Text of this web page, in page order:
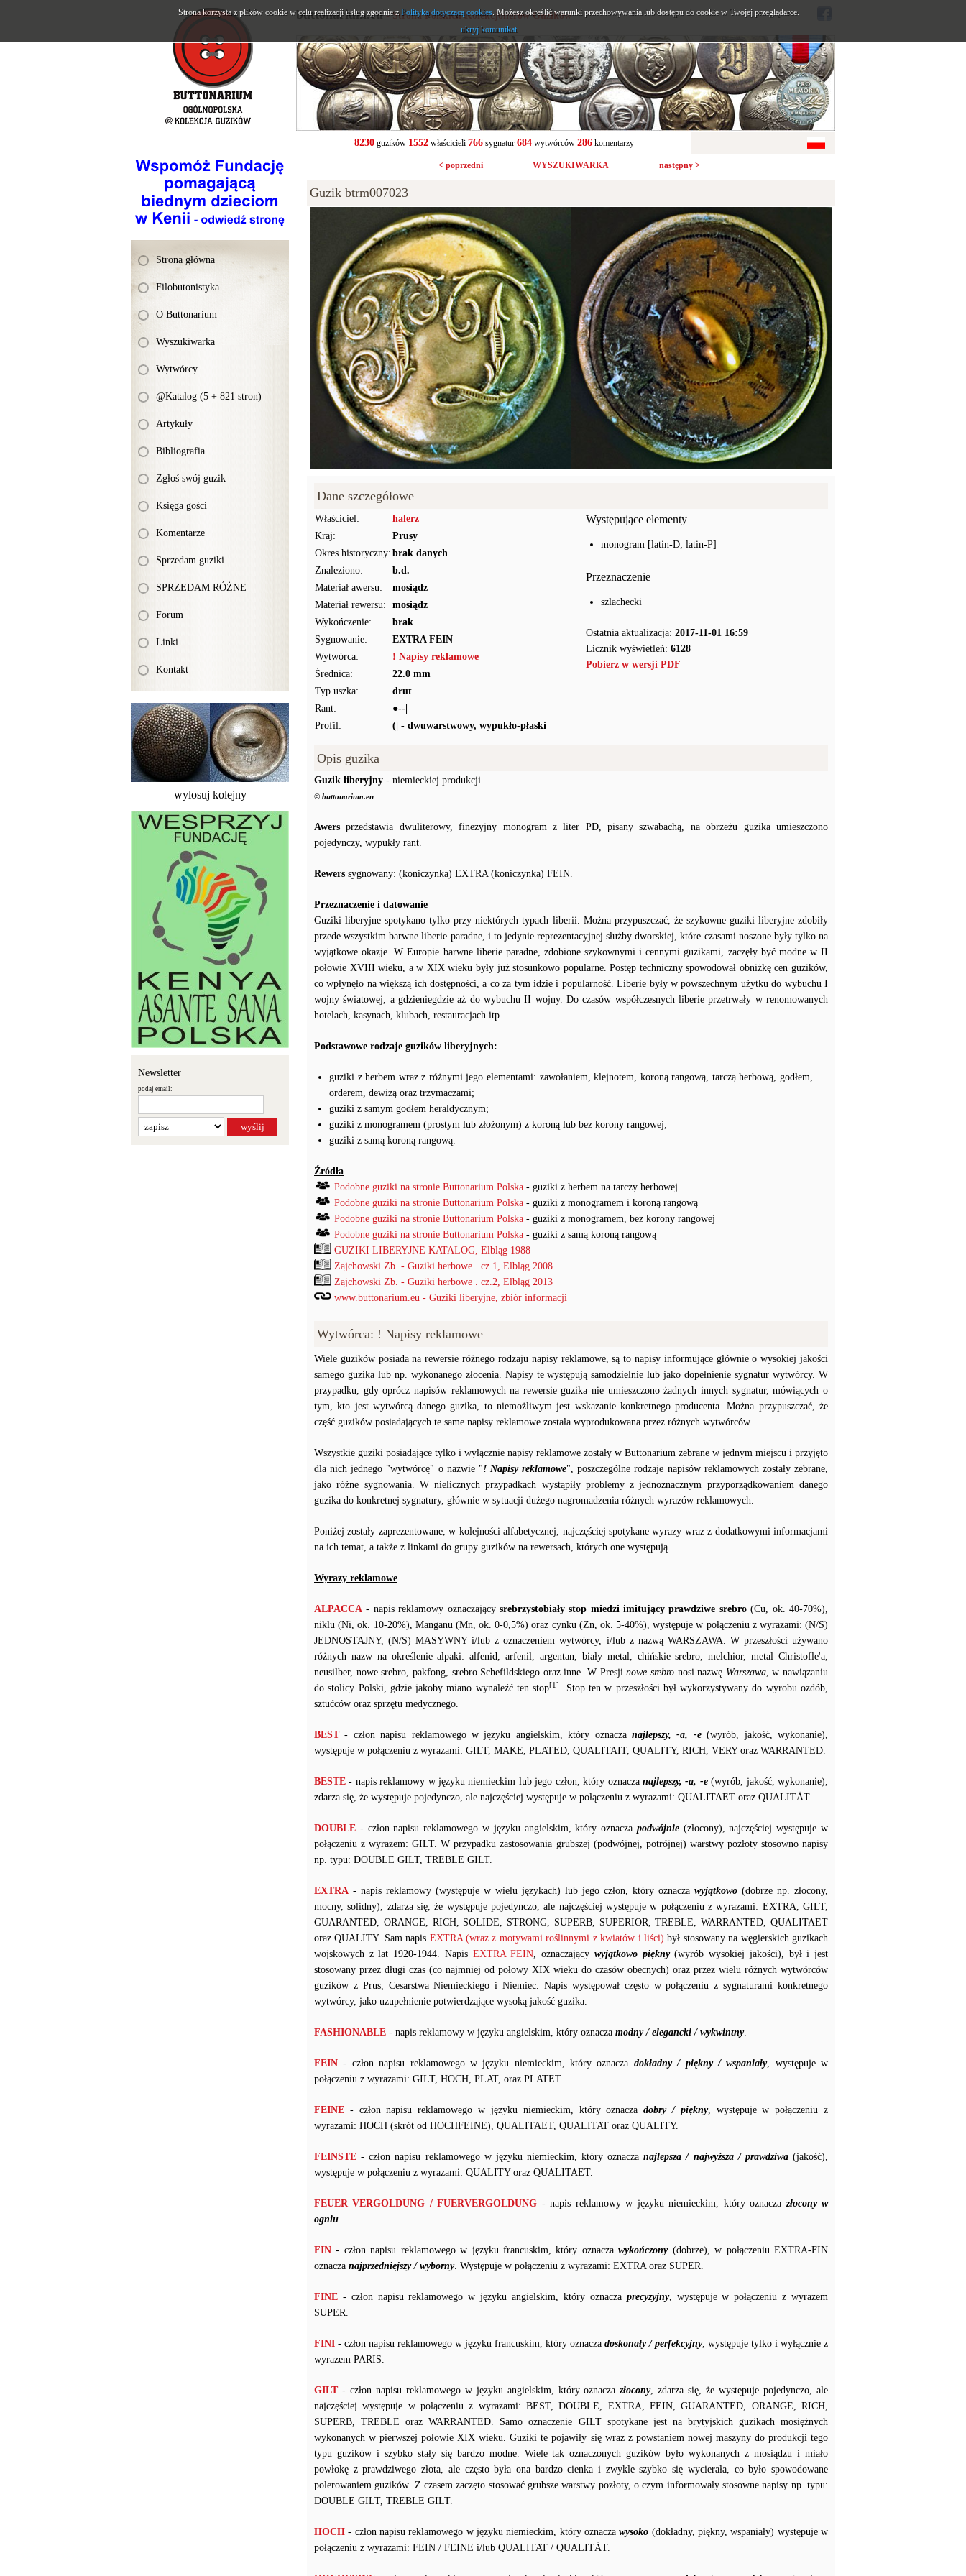
Strona główna
Filobutonistyka
O Buttonarium
Wyszukiwarka
Wytwórcy
@Katalog (5 + 821 stron)
Artykuły
Bibliografia
Zgłoś swój guzik
Księga gości
Komentarze
Sprzedam guziki
SPRZEDAM RÓŻNE
Forum
Linki
Kontakt
wylosuj kolejny
Newsletter
podaj email:
buttonarium.eu- Strona Polskich Kolekcjonerów Guzików
8230guzików 1552właścicieli 766sygnatur 684wytwórców 286komentarzy
< poprzedni WYSZUKIWARKA następny >
Guzik btrm007023
Dane szczegółowe
Właściciel:
halerz
Kraj:
Prusy
Okres historyczny: brak danych
Znaleziono:
b.d.
Materiał awersu:
mosiądz
Materiał rewersu:
mosiądz
Wykończenie:
brak
Sygnowanie:
EXTRA FEIN
Wytwórca:
! Napisy reklamowe
Średnica:
22.0 mm
Typ uszka:
drut
Rant:
●--|
Profil:
(| - dwuwarstwowy, wypukło-płaski
Występujące elementy
monogram [latin-D; latin-P]
Przeznaczenie
szlachecki
Ostatnia aktualizacja: 2017-11-01 16:59
Licznik wyświetleń: 6128
Pobierz w wersji PDF
Opis guzika
Guzik liberyjny - niemieckiej produkcji
© buttonarium.eu
Awers przedstawia dwuliterowy, finezyjny monogram z liter PD, pisany szwabachą, na obrzeżu guzika umieszczono
pojedynczy, wypukły rant.
Rewers sygnowany: (koniczynka) EXTRA (koniczynka) FEIN.
Przeznaczenie i datowanie
Guziki liberyjne spotykano tylko przy niektórych typach liberii. Można przypuszczać, że szykowne guziki liberyjne zdobiły
przede wszystkim barwne liberie paradne, i to jedynie reprezentacyjnej służby dworskiej, które czasami noszone były tylko na
wyjątkowe okazje. W Europie barwne liberie paradne, zdobione szykownymi i cennymi guzikami, zaczęły być modne w II
połowie XVIII wieku, a w XIX wieku były już stosunkowo popularne. Postęp techniczny spowodował obniżkę cen guzików,
co wpłynęło na większą ich dostępności, a co za tym idzie i popularność. Liberie były w powszechnym użytku do wybuchu I
wojny światowej, a gdzieniegdzie aż do wybuchu II wojny. Do czasów współczesnych liberie przetrwały w renomowanych
hotelach, kasynach, klubach, restauracjach itp.
Podstawowe rodzaje guzików liberyjnych:
guziki z herbem wraz z różnymi jego elementami: zawołaniem, klejnotem, koroną rangową, tarczą herbową, godłem,
orderem, dewizą oraz trzymaczami;
guziki z samym godłem heraldycznym;
guziki z monogramem (prostym lub złożonym) z koroną lub bez korony rangowej;
guziki z samą koroną rangową.
Źródła
Podobne guziki na stronie Buttonarium Polska - guziki z herbem na tarczy herbowej
Podobne guziki na stronie Buttonarium Polska - guziki z monogramem i koroną rangową
Podobne guziki na stronie Buttonarium Polska - guziki z monogramem, bez korony rangowej
Podobne guziki na stronie Buttonarium Polska - guziki z samą koroną rangową
GUZIKI LIBERYJNE KATALOG, Elbląg 1988
Zajchowski Zb. - Guziki herbowe . cz.1, Elbląg 2008
Zajchowski Zb. - Guziki herbowe . cz.2, Elbląg 2013
www.buttonarium.eu - Guziki liberyjne, zbiór informacji
Wytwórca: ! Napisy reklamowe
Wiele guzików posiada na rewersie różnego rodzaju napisy reklamowe, są to napisy informujące głównie o wysokiej jakości
samego guzika lub np. wykonanego złocenia. Napisy te występują samodzielnie lub jako dopełnienie sygnatur wytwórcy. W
przypadku, gdy oprócz napisów reklamowych na rewersie guzika nie umieszczono żadnych innych sygnatur, mówiących o
tym, kto jest wytwórcą danego guzika, to niemożliwym jest wskazanie konkretnego producenta. Można przypuszczać, że
część guzików posiadających te same napisy reklamowe została wyprodukowana przez różnych wytwórców.
Wszystkie guziki posiadające tylko i wyłącznie napisy reklamowe zostały w Buttonarium zebrane w jednym miejscu i przyjęto
dla nich jednego "wytwórcę" o nazwie "! Napisy reklamowe", poszczególne rodzaje napisów reklamowych zostały zebrane,
jako różne sygnowania. W nielicznych przypadkach wystąpiły problemy z jednoznacznym przyporządkowaniem danego
guzika do konkretnej sygnatury, głównie w sytuacji dużego nagromadzenia różnych wyrazów reklamowych.
Poniżej zostały zaprezentowane, w kolejności alfabetycznej, najczęściej spotykane wyrazy wraz z dodatkowymi informacjami
na ich temat, a także z linkami do grupy guzików na rewersach, których one występują.
Wyrazy reklamowe
ALPACCA - napis reklamowy oznaczający srebrzystobiały stop miedzi imitujący prawdziwe srebro(Cu, ok. 40-70%),
niklu (Ni, ok. 10-20%), Manganu (Mn, ok. 0-0,5%) oraz cynku (Zn, ok. 5-40%), występuje w połączeniu z wyrazami: (N/S)
JEDNOSTAJNY, (N/S) MASYWNY i/lub z oznaczeniem wytwórcy, i/lub z nazwą WARSZAWA. W przeszłości używano
różnych nazw na określenie alpaki: alfenid, arfenil, argentan, biały metal, chińskie srebro, melchior, metal Christofle'a,
neusilber, nowe srebro, pakfong, srebro Schefildskiego oraz inne. W Presjinowe srebronosi nazwę Warszawa, w nawiązaniu
do stolicy Polski, gdzie jakoby miano wynaleźć ten stop[1] . Stop ten w przeszłości był wykorzystywany do wyrobu ozdób,
sztućców oraz sprzętu medycznego.
BEST- człon napisu reklamowego w języku angielskim, który oznacza najlepszy, -a, -e(wyrób, jakość, wykonanie),
występuje w połączeniu z wyrazami: GILT, MAKE, PLATED, QUALITAIT, QUALITY, RICH, VERY oraz WARRANTED.
BESTE - napis reklamowy w języku niemieckim lub jego człon, który oznacza najlepszy, -a, -e(wyrób, jakość, wykonanie),
zdarza się, że występuje pojedynczo, ale najczęściej występuje w połączeniu z wyrazami: QUALITAET oraz QUALITÄT.
DOUBLE - człon napisu reklamowego w języku angielskim, który oznacza podwójnie(złocony), najczęściej występuje w
połączeniu z wyrazem: GILT. W przypadku zastosowania grubszej (podwójnej, potrójnej) warstwy pozłoty stosowno napisy
np. typu: DOUBLE GILT, TREBLE GILT.
EXTRA - napis reklamowy (występuje w wielu językach) lub jego człon, który oznacza wyjątkowo (dobrze np. złocony,
mocny, solidny), zdarza się, że występuje pojedynczo, ale najczęściej występuje w połączeniu z wyrazami: EXTRA, GILT,
GUARANTED, ORANGE, RICH, SOLIDE, STRONG, SUPERB, SUPERIOR, TREBLE, WARRANTED, QUALITAET
oraz QUALITY. Sam napis EXTRA (wraz z motywami roślinnymi z kwiatów i liści) był stosowany na węgierskich guzikach
wojskowych z lat 1920-1944. Napis EXTRA FEIN, oznaczający wyjątkowo piękny(wyrób wysokiej jakości), był i jest
stosowany przez długi czas (co najmniej od połowy XIX wieku do czasów obecnych) oraz przez wielu różnych wytwórców
guzików z Prus, Cesarstwa Niemieckiego i Niemiec. Napis występował często w połączeniu z sygnaturami konkretnego
wytwórcy, jako uzupełnienie potwierdzające wysoką jakość guzika.
FASHIONABLE - napis reklamowy w języku angielskim, który oznacza modny / elegancki / wykwintny.
FEIN - człon napisu reklamowego w języku niemieckim, który oznacza dokładny / piękny / wspaniały, występuje w
połączeniu z wyrazami: GILT, HOCH, PLAT, oraz PLATET.
FEINE - człon napisu reklamowego w języku niemieckim, który oznaczadobry / piękny, występuje w połączeniu z
wyrazami: HOCH (skrót od HOCHFEINE), QUALITAET, QUALITAT oraz QUALITY.
FEINSTE - człon napisu reklamowego w języku niemieckim, który oznaczanajlepsza / najwyższa / prawdziwa(jakość),
występuje w połączeniu z wyrazami: QUALITY oraz QUALITAET.
FEUER VERGOLDUNG / FUERVERGOLDUNG - napis reklamowy w języku niemieckim, który oznaczazłocony w
ogniu.
FIN - człon napisu reklamowego w języku francuskim, który oznaczawykończony(dobrze), w połączeniu EXTRA-FIN
oznacza najprzedniejszy / wyborny. Występuje w połączeniu z wyrazami: EXTRA oraz SUPER.
FINE - człon napisu reklamowego w języku angielskim, który oznacza precyzyjny, występuje w połączeniu z wyrazem
SUPER.
FINI - człon napisu reklamowego w języku francuskim, który oznacza doskonały / perfekcyjny, występuje tylko i wyłącznie z
wyrazem PARIS.
GILT- człon napisu reklamowego w języku angielskim, który oznaczazłocony, zdarza się, że występuje pojedynczo, ale
najczęściej występuje w połączeniu z wyrazami: BEST, DOUBLE, EXTRA, FEIN, GUARANTED, ORANGE, RICH,
SUPERB, TREBLE oraz WARRANTED. Samo oznaczenie GILT spotykane jest na brytyjskich guzikach mosiężnych
wykonanych w pierwszej połowie XIX wieku. Guziki te pojawiły się wraz z powstaniem nowej maszyny do produkcji tego
typu guzików i szybko stały się bardzo modne. Wiele tak oznaczonych guzików było wykonanych z mosiądzu i miało
powłokę z prawdziwego złota, ale często była ona bardzo cienka i zwykle szybko się wycierała, co było spowodowane
polerowaniem guzików. Z czasem zaczęto stosować grubsze warstwy pozłoty, o czym informowały stosowne napisy np. typu:
DOUBLE GILT, TREBLE GILT.
HOCH - człon napisu reklamowego w języku niemieckim, który oznaczawysoko (dokładny, piękny, wspaniały) występuje w
połączeniu z wyrazami: FEIN / FEINE i/lub QUALITAT / QUALITÄT.
Strona korzysta z plików cookie w celu realizacji usług zgodnie zPolityką dotyczącą cookies. Możesz określić warunki przechowywania lub dostępu do cookie w Twojej przeglądarce.
ukryj komunikat